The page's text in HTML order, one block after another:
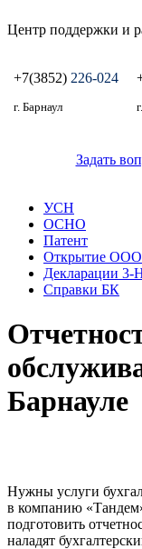
Центр поддержки и
+7(3852) 226-024
г. Барнаул
Задать
УСН
ОСНО
Патент
Открытие
Декларации
Справки БК
Барнауле
Нужны услуги
в компанию
подготовить
наладят